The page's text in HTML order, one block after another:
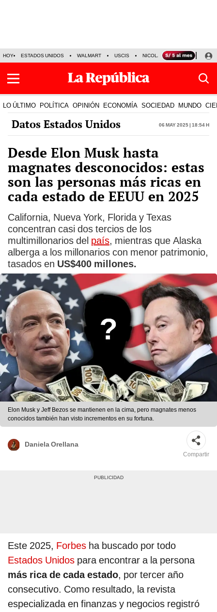
HOY ESTADOS UNIDOS WALMART USCIS NICOLÁS MADURO P-8
LO ÚLTIMO POLÍTICA OPINIÓN ECONOMÍA SOCIEDAD MUNDO
Datos Estados Unidos 06 May 2025 | 18:54 h
Desde Elon Musk hasta
magnates desconocidos: estas
son las personas más ricas en
cada estado de EEUU en 2025
California, Nueva York, Florida y Texas
concentran casi dos tercios de los
multimillonarios del país, mientras que Alaska
alberga a los millonarios con menor patrimonio,
tasados en US$400 millones.
Elon Musk y Jeff Bezos se mantienen en la cima, pero magnates menos
conocidos también han visto incrementos en su fortuna.
Daniela Orellana
Compartir
Este 2025, Forbes ha buscado por todo
Estados Unidos para encontrar a la persona
más rica de cada estado, por tercer año
consecutivo. Como resultado, la revista
especializada en finanzas y negocios registró